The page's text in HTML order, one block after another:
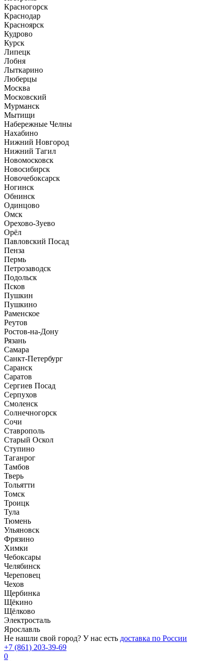
Красногорск
Краснодар
Красноярск
Кудрово
Курск
Липецк
Лобня
Лыткарино
Люберцы
Москва
Московский
Мурманск
Мытищи
Набережные Челны
Нахабино
Нижний Новгород
Нижний Тагил
Новомосковск
Новосибирск
Новочебоксарск
Ногинск
Обнинск
Одинцово
Омск
Орехово-Зуево
Орёл
Павловский Посад
Пенза
Пермь
Петрозаводск
Подольск
Псков
Пушкин
Пушкино
Раменское
Реутов
Ростов-на-Дону
Рязань
Самара
Санкт-Петербург
Саранск
Саратов
Сергиев Посад
Серпухов
Смоленск
Солнечногорск
Сочи
Ставрополь
Старый Оскол
Ступино
Таганрог
Тамбов
Тверь
Тольятти
Томск
Троицк
Тула
Тюмень
Ульяновск
Фрязино
Химки
Чебоксары
Челябинск
Череповец
Чехов
Щербинка
Щёкино
Щёлково
Электросталь
Ярославль
Не нашли свой город? У нас есть доставка по России
+7 (861) 203-39-69
0